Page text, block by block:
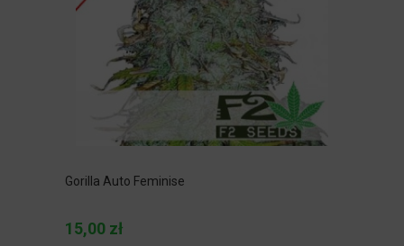
Gorilla Auto Feminise
15,00 zł